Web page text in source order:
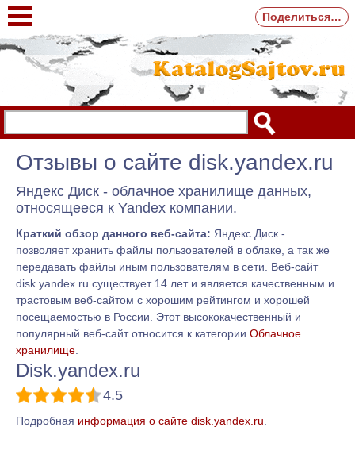
Отзывы о сайте disk.yandex.ru
Яндекс Диск - облачное хранилище данных,
относящееся к Yandex компании.
Краткий обзор данного веб-сайта: Яндекс.Диск -
позволяет хранить файлы пользователей в облаке, а так же
передавать файлы иным пользователям в сети. Веб-сайт
disk.yandex.ru существует 14 лет и является качественным и
трастовым веб-сайтом с хорошим рейтингом и хорошей
посещаемостью в России. Этот высококачественный и
популярный веб-сайт относится к категории Облачное
хранилище
Disk.yandex.ru
4.5
Подробная информация о сайте disk.yandex.ru
Поделиться…